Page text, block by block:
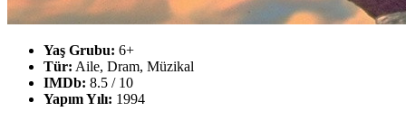
Yaş Grubu: 6+
Tür: Aile, Dram, Müzikal
IMDb: 8.5 / 10
Yapım Yılı: 1994